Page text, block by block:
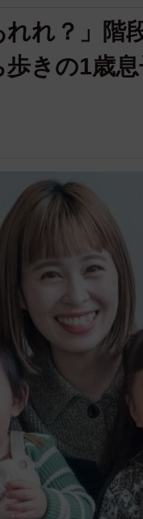
れれ？」階
きの1歳